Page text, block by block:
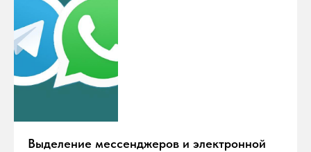
Выделение мессенджеров и электронной